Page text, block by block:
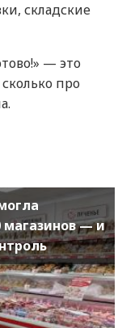
складские
— это
про
магазинов — и